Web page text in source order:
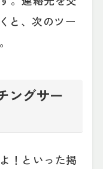
と、次のツー
ングサー
！といった掲